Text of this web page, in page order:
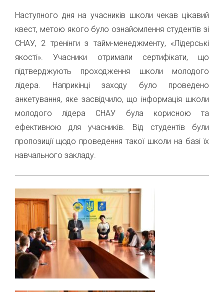
Наступного дня на учасників школи чекав цікавий
квест, метою якого було ознайомлення студентів зі
СНАУ, 2 тренінги з тайм-менеджменту, «Лiдерськi
якостi». Учасники отримали сертифікати, що
підтверджують проходження школи молодого
лідера. Наприкінці заходу було проведено
анкетування, яке засвідчило, що інформація школи
молодого лідера СНАУ була корисною та
ефективною для учасників. Вiд студентiв були
пропозиції щодо проведення такої школи на базі їх
навчального закладу.